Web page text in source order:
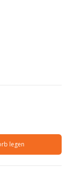
legen